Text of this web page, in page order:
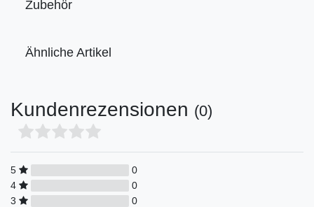
Zubehör
Ähnliche Artikel
Kundenrezensionen (0)
5
0
4
0
3
0